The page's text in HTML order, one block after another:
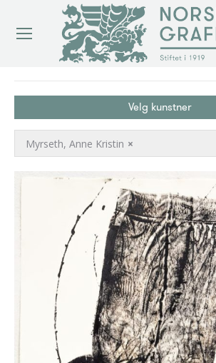
Velg kunstner
×
Myrseth, Anne Kristin